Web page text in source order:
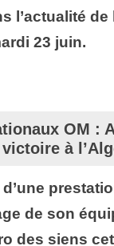
l’actualité de
23 juin.
OM :
à
de son
des siens